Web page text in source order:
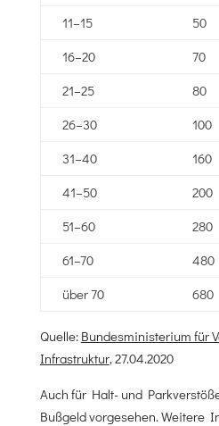
11–15
50
16–20
70
21–25
80
26–30
100
31–40
160
41–50
200
51–60
280
61–70
480
über 70
680
Quelle: Bundesministerium für
Infrastruktur, 27.04.2020
Auch für Halt- und
Bußgeld vorgesehen. Weitere